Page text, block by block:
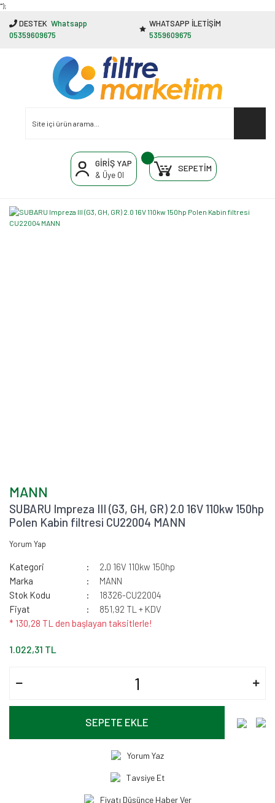
"');
DESTEK Whatsapp
05359609675
WHATSAPP İLETİŞİM
5359609675
GİRİŞ YAP
& Üye Ol
SEPETİM
MANN
SUBARU Impreza III (G3, GH, GR) 2.0 16V 110kw 150hp
Polen Kabin filtresi CU22004 MANN
Yorum Yap
Kategori
2.0 16V 110kw 150hp
Marka
MANN
Stok Kodu
18326-CU22004
Fiyat
851,92 TL + KDV
* 130,28 TL den başlayan taksitlerle!
1.022,31 TL
SEPETE EKLE
Yorum Yaz
Tavsiye Et
Fiyatı Düşünce Haber Ver